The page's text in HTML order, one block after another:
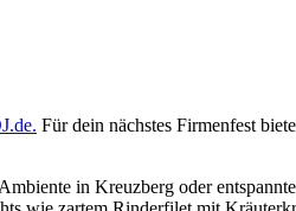
Für dein nächstes Firmenfest
in Kreuzberg oder